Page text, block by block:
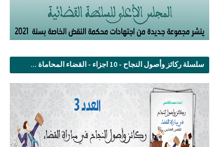
سلسلة ركائز وأصول النجاح - 10 اجزاء - القضاء المحاماة ...